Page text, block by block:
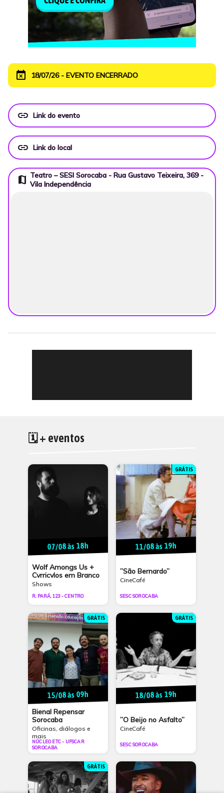
event_busy 18/07/26 - EVENTO ENCERRADO
link Link do evento
link Link do local
map Teatro – SESI Sorocaba - Rua Gustavo Teixeira, 369 -
Vila Independência
🗓 + eventos
07/08 às 18h
Wolf Amongs Us +
Cvrricvlos em Branco
Shows
R. PARÁ, 123 - CENTRO
GRÁTIS
11/08 às 19h
”São Bernardo”
CineCafé
SESC SOROCABA
GRÁTIS
15/08 às 09h
Bienal Repensar
Sorocaba
Oficinas, diálogos e
mais
NÚCLEO ETC - UFSCAR
SOROCABA
GRÁTIS
18/08 às 19h
”O Beijo no Asfalto”
CineCafé
SESC SOROCABA
GRÁTIS